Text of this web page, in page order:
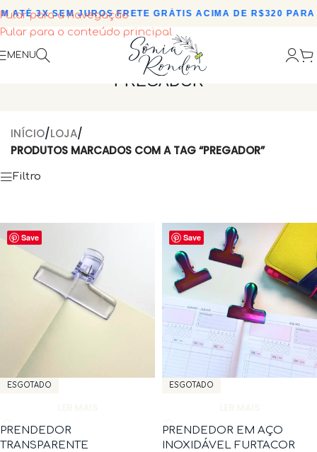
Pular para a navegação
Pular para o conteúdo principal
ATÉ 3X SEM JUROS•FRETE GRÁTIS ACIMA DE R$320 PARA
MENU
PREGADOR
INÍCIO/LOJA/
PRODUTOS MARCADOS COM A TAG “PREGADOR”
Filtro
Save
ESGOTADO
PRENDEDOR
TRANSPARENTE
Save
ESGOTADO
PRENDEDOR EM AÇO
INOXIDÁVEL FURTACOR